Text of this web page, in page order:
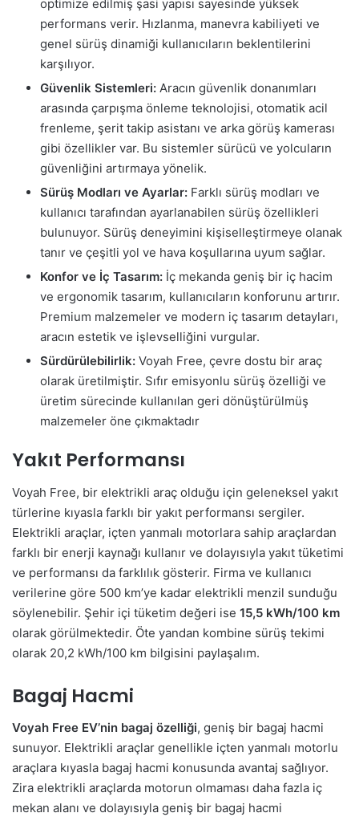
optimize edilmiş şasi yapısı sayesinde yüksek
performans verir. Hızlanma, manevra kabiliyeti ve
genel sürüş dinamiği kullanıcıların beklentilerini
karşılıyor.
Güvenlik Sistemleri: Aracın güvenlik donanımları
arasında çarpışma önleme teknolojisi, otomatik acil
frenleme, şerit takip asistanı ve arka görüş kamerası
gibi özellikler var. Bu sistemler sürücü ve yolcuların
güvenliğini artırmaya yönelik.
Sürüş Modları ve Ayarlar: Farklı sürüş modları ve
kullanıcı tarafından ayarlanabilen sürüş özellikleri
bulunuyor. Sürüş deneyimini kişiselleştirmeye olanak
tanır ve çeşitli yol ve hava koşullarına uyum sağlar.
Konfor ve İç Tasarım: İç mekanda geniş bir iç hacim
ve ergonomik tasarım, kullanıcıların konforunu artırır.
Premium malzemeler ve modern iç tasarım detayları,
aracın estetik ve işlevselliğini vurgular.
Sürdürülebilirlik: Voyah Free, çevre dostu bir araç
olarak üretilmiştir. Sıfır emisyonlu sürüş özelliği ve
üretim sürecinde kullanılan geri dönüştürülmüş
malzemeler öne çıkmaktadır
Yakıt Performansı
Voyah Free, bir elektrikli araç olduğu için geleneksel yakıt
türlerine kıyasla farklı bir yakıt performansı sergiler.
Elektrikli araçlar, içten yanmalı motorlara sahip araçlardan
farklı bir enerji kaynağı kullanır ve dolayısıyla yakıt tüketimi
ve performansı da farklılık gösterir. Firma ve kullanıcı
verilerine göre 500 km’ye kadar elektrikli menzil sunduğu
söylenebilir. Şehir içi tüketim değeri ise 15,5 kWh/100 km
olarak görülmektedir. Öte yandan kombine sürüş tekimi
olarak 20,2 kWh/100 km bilgisini paylaşalım.
Bagaj Hacmi
Voyah Free EV’nin bagaj özelliği, geniş bir bagaj hacmi
sunuyor. Elektrikli araçlar genellikle içten yanmalı motorlu
araçlara kıyasla bagaj hacmi konusunda avantaj sağlıyor.
Zira elektrikli araçlarda motorun olmaması daha fazla iç
mekan alanı ve dolayısıyla geniş bir bagaj hacmi